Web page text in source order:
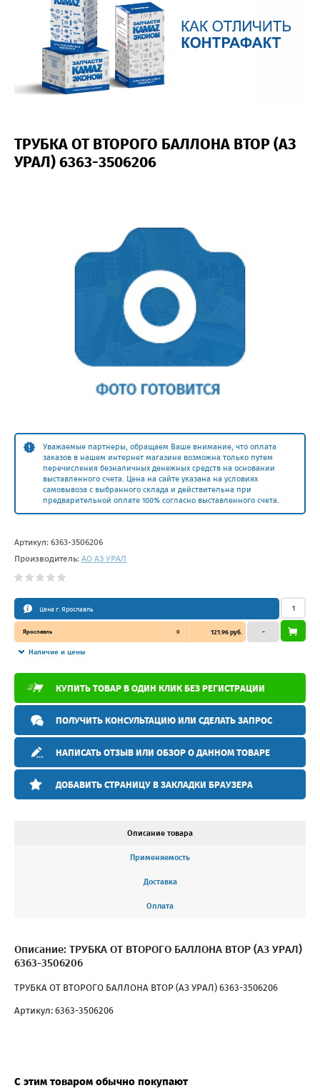
ТРУБКА ОТ ВТОРОГО БАЛЛОНА ВТОР (АЗ
УРАЛ) 6363-3506206
Уважаемые партнеры, обращаем Ваше внимание, что оплата
заказов в нашем интернет магазине возможна только путем
перечисления безналичных денежных средств на основании
выставленного счета. Цена на сайте указана на условиях
самовывоза с выбранного склада и действительна при
предварительной оплате 100% согласно выставленного счета.
Артикул: 6363-3506206
Производитель: АО АЗ УРАЛ
Цена г. Ярославль
Ярославль 0 121.96 руб.
Наличие и цены
–
КУПИТЬ ТОВАР В ОДИН КЛИК БЕЗ РЕГИСТРАЦИИ
ПОЛУЧИТЬ КОНСУЛЬТАЦИЮ ИЛИ СДЕЛАТЬ ЗАПРОС
НАПИСАТЬ ОТЗЫВ ИЛИ ОБЗОР О ДАННОМ ТОВАРЕ
ДОБАВИТЬ СТРАНИЦУ В ЗАКЛАДКИ БРАУЗЕРА
Описание товара
Применяемость
Доставка
Оплата
Описание: ТРУБКА ОТ ВТОРОГО БАЛЛОНА ВТОР (АЗ УРАЛ)
6363-3506206
ТРУБКА ОТ ВТОРОГО БАЛЛОНА ВТОР (АЗ УРАЛ) 6363-3506206
Артикул: 6363-3506206
С этим товаром обычно покупают